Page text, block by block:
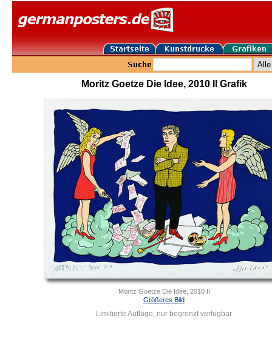
Moritz Goetze Die Idee, 2010 II Grafik
Moritz Goetze Die Idee, 2010 II
Größeres Bild
Limitierte Auflage, nur begrenzt verfügbar